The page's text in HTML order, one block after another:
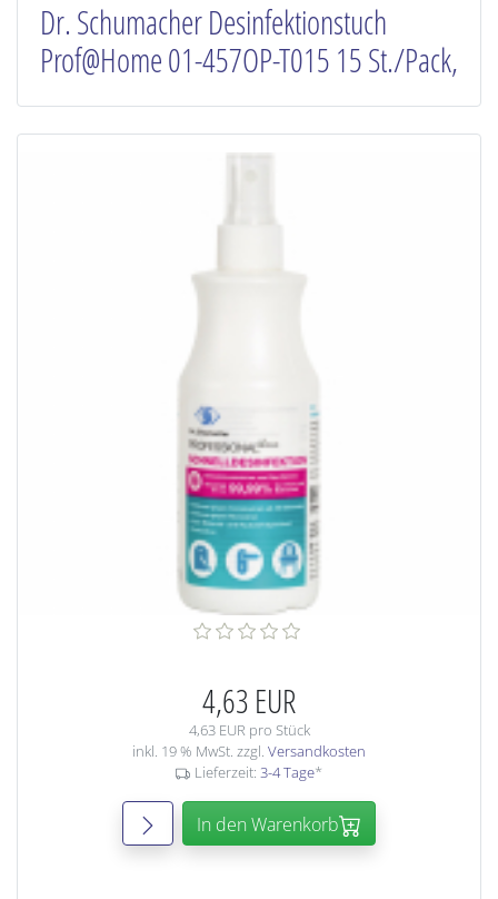
Dr. Schumacher Desinfektionstuch
Prof@Home 01-457OP-T015 15 St./Pack,
4,63 EUR
4,63 EUR pro Stück
inkl. 19 % MwSt. zzgl. Versandkosten
Lieferzeit: 3-4 Tage*
In den Warenkorb